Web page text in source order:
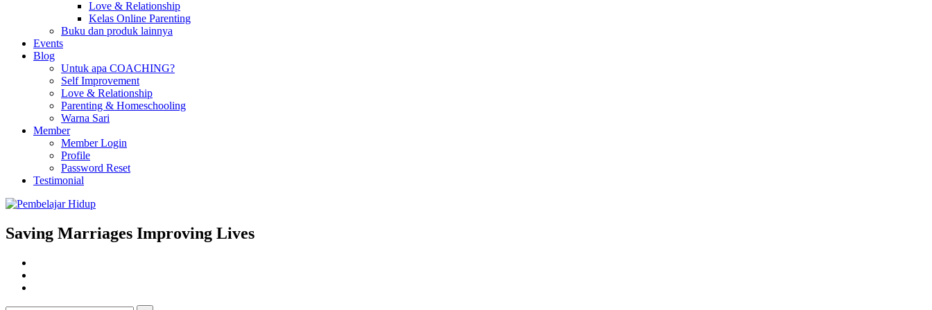
Love & Relationship
Kelas Online Parenting
Buku dan produk lainnya
Events
Blog
Untuk apa COACHING?
Self Improvement
Love & Relationship
Parenting & Homeschooling
Warna Sari
Member
Member Login
Profile
Password Reset
Testimonial
Saving Marriages Improving Lives